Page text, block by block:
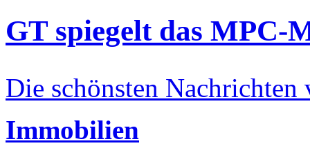
GT spiegelt das MPC-
Die schönsten Nachrichten
Immobilien